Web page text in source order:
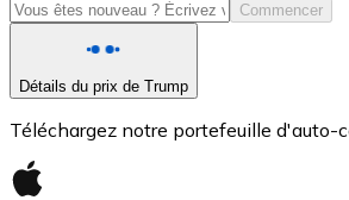
Commencer
Détails du prix de Trump
Téléchargez notre portefeuille d'auto-